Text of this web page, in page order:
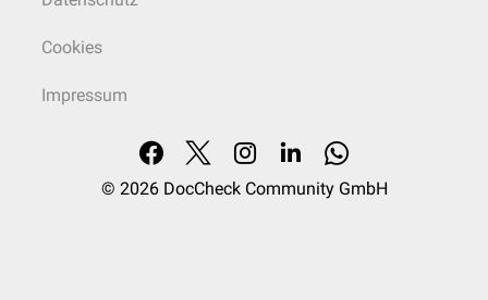
Cookies
Impressum
© 2026 DocCheck Community GmbH